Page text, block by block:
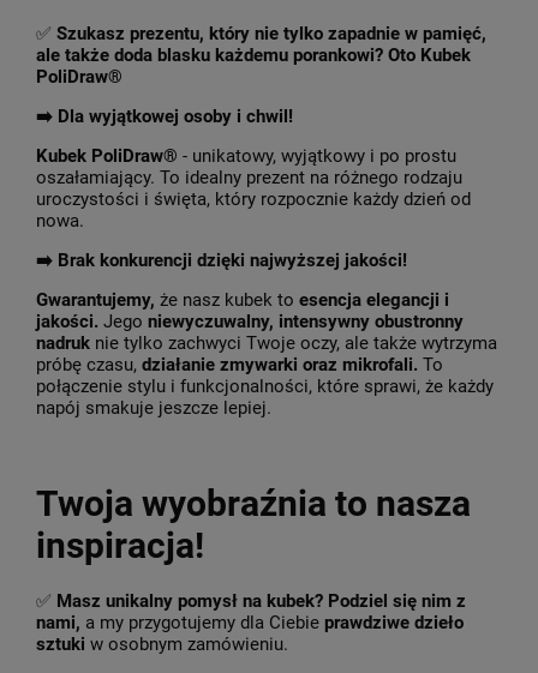
✅ Szukasz prezentu, który nie tylko zapadnie w pamięć,
ale także doda blasku każdemu porankowi? Oto Kubek
PoliDraw®
➡️ Dla wyjątkowej osoby i chwil!
Kubek PoliDraw® - unikatowy, wyjątkowy i po prostu
oszałamiający. To idealny prezent na różnego rodzaju
uroczystości i święta, który rozpocznie każdy dzień od
nowa.
➡️ Brak konkurencji dzięki najwyższej jakości!
Gwarantujemy, że nasz kubek to esencja elegancji i
jakości. Jego niewyczuwalny, intensywny obustronny
nadruk nie tylko zachwyci Twoje oczy, ale także wytrzyma
próbę czasu, działanie zmywarki oraz mikrofali. To
połączenie stylu i funkcjonalności, które sprawi, że każdy
napój smakuje jeszcze lepiej.
Twoja wyobraźnia to nasza
inspiracja!
✅ Masz unikalny pomysł na kubek? Podziel się nim z
nami, a my przygotujemy dla Ciebie prawdziwe dzieło
sztuki w osobnym zamówieniu.